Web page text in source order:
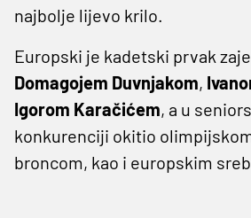
najbolje lijevo krilo.
Europski je kadetski prvak
Domagojem Duvnjakom,
Igorom Karačićem, a u
konkurenciji okitio
broncom, kao i europskim